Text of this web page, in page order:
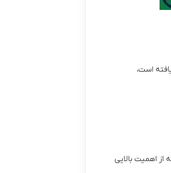
است،
از اهمیت بالایی